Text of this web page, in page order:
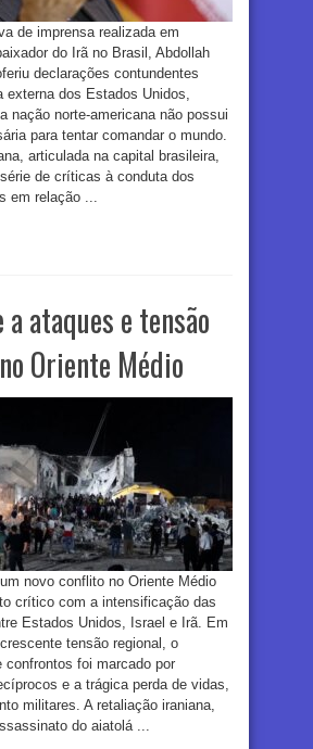
de imprensa realizada em
do Irã no Brasil, Abdollah
declarações contundentes
externa dos Estados Unidos,
nação norte-americana não possui
para tentar comandar o mundo.
articulada na capital brasileira,
de críticas à conduta dos
em relação ...
ataques e tensão
Oriente Médio
novo conflito no Oriente Médio
crítico com a intensificação das
Estados Unidos, Israel e Irã. Em
tensão regional, o
confrontos foi marcado por
e a trágica perda de vidas,
militares. A retaliação iraniana,
do aiatolá ...